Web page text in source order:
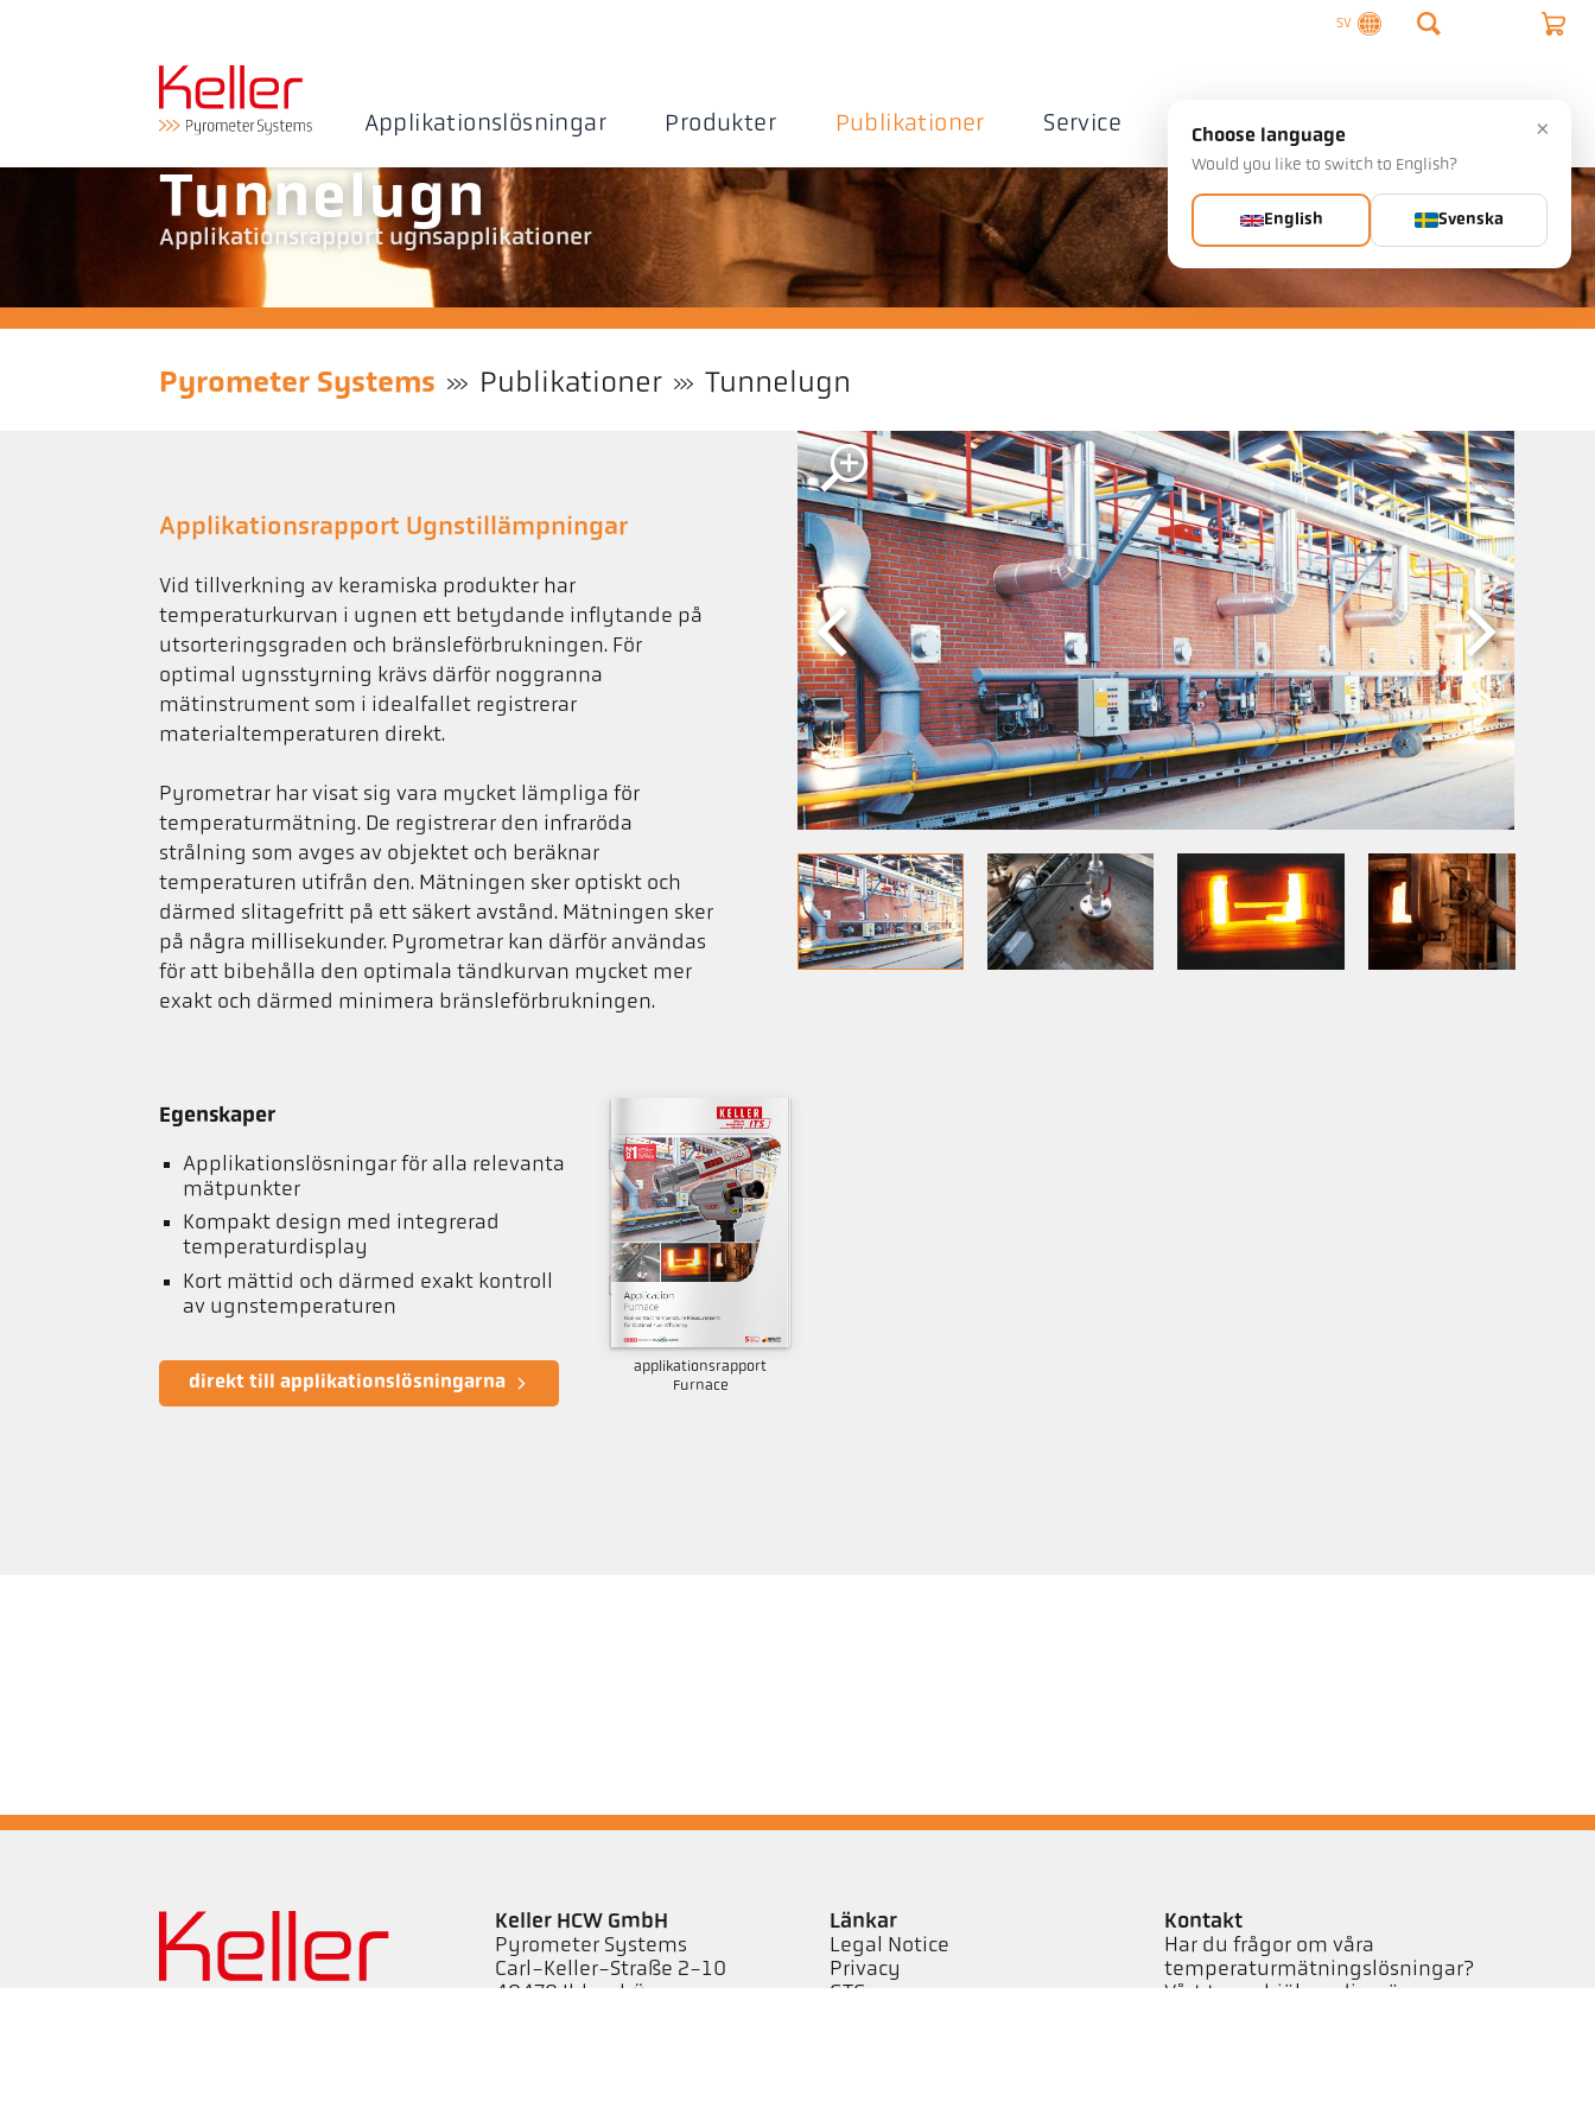
SV
Applikationslösningar Produkter Publikationer Service Företag Kontakta
Tunnelugn
Applikationsrapport ugnsapplikationer
Pyrometer Systems Publikationer Tunnelugn
Applikationsrapport Ugnstillämpningar
Vid tillverkning av keramiska produkter har
temperaturkurvan i ugnen ett betydande inflytande på
utsorteringsgraden och bränsleförbrukningen. För
optimal ugnsstyrning krävs därför noggranna
mätinstrument som i idealfallet registrerar
materialtemperaturen direkt.
Pyrometrar har visat sig vara mycket lämpliga för
temperaturmätning. De registrerar den infraröda
strålning som avges av objektet och beräknar
temperaturen utifrån den. Mätningen sker optiskt och
därmed slitagefritt på ett säkert avstånd. Mätningen sker
på några millisekunder. Pyrometrar kan därför användas
för att bibehålla den optimala tändkurvan mycket mer
exakt och därmed minimera bränsleförbrukningen.
Egenskaper
Applikationslösningar för alla relevanta
mätpunkter
Kompakt design med integrerad
temperaturdisplay
Kort mättid och därmed exakt kontroll
av ugnstemperaturen
direkt till applikationslösningarna
applikationsrapport
Furnace
Keller HCW GmbH
Pyrometer Systems
Carl-Keller-Straße 2-10
49479 Ibbenbüren,
Länkar
Legal Notice
Privacy
GTC
Kontakt
Har du frågor om våra
temperaturmätningslösningar?
Vårt team hjälper dig gärna.
×
Choose language
Would you like to switch to English?
English Svenska